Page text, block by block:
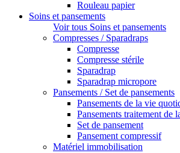
Rouleau papier
Soins et pansements
Voir tous Soins et pansements
Compresses / Sparadraps
Compresse
Compresse stérile
Sparadrap
Sparadrap micropore
Pansements / Set de pansements
Pansements de la vie
Pansements traitement de
Set de pansement
Pansement compressif
Matériel immobilisation